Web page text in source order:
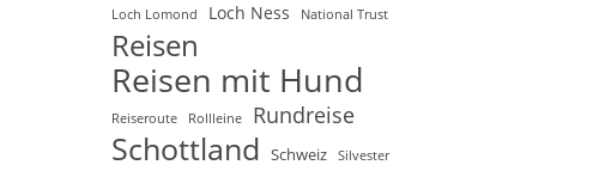
Loch Lomond Loch Ness National Trust
Reisen
Reisen mit Hund
Reiseroute Rollleine Rundreise
Schottland Schweiz Silvester